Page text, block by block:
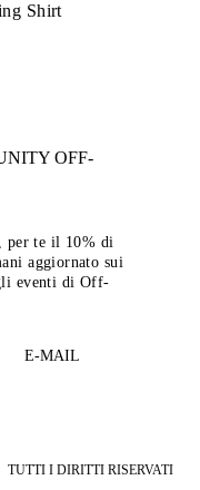
Shirt
OFF-
per te il 10% di
aggiornato sui
eventi di Off-
E-MAIL
TUTTI I DIRITTI RISERVATI